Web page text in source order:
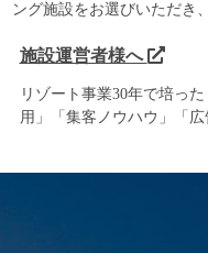
ング施設をお選びいただき
施設運営者様へ
リゾート事業30年で培っ
用」「集客ノウハウ」「